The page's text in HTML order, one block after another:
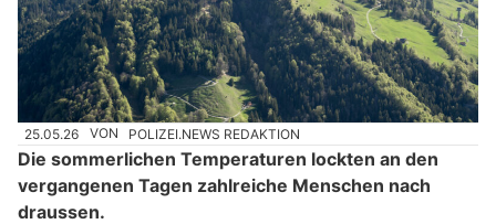
25.05.26 VON POLIZEI.NEWS REDAKTION
Die sommerlichen Temperaturen lockten an den
vergangenen Tagen zahlreiche Menschen nach
draussen.